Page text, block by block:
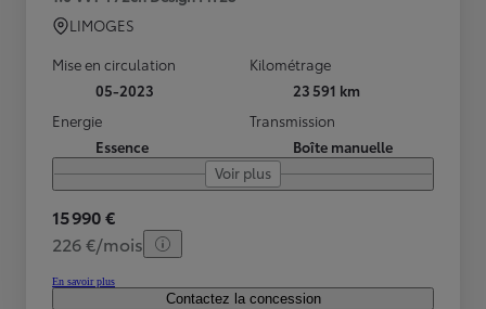
LIMOGES
Mise en circulation
05-2023
Kilométrage
23 591 km
Energie
Essence
Transmission
Boîte manuelle
Voir plus
15 990 €
226 €/mois
En savoir plus
Contactez la concession